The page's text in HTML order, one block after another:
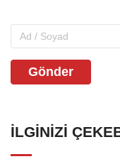
Gönder
İLGINIZI